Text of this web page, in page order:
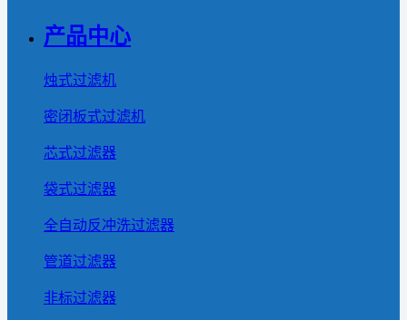
产品中心
烛式过滤机
密闭板式过滤机
芯式过滤器
袋式过滤器
全自动反冲洗过滤器
管道过滤器
非标过滤器